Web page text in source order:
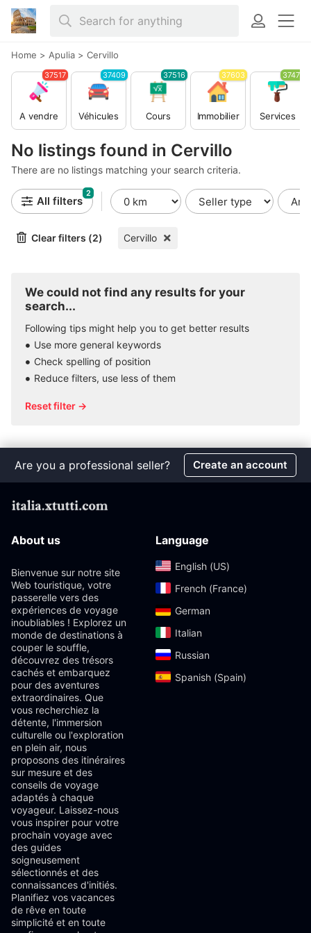
Home > Apulia > Cervillo
No listings found in Cervillo
There are no listings matching your search criteria.
A vendre
37517
Véhicules
37409
Cours
37516
Immobilier
37603
Services
37479
All filters
2
Clear filters (2) Cervillo
We could not find any results for your
search...
Following tips might help you to get better results
Use more general keywords
Check spelling of position
Reduce filters, use less of them
Reset filter →
Are you a professional seller? Create an account
About us
Bienvenue sur notre site
Web touristique, votre
passerelle vers des
expériences de voyage
inoubliables ! Explorez un
monde de destinations à
couper le souffle,
découvrez des trésors
cachés et embarquez
pour des aventures
extraordinaires. Que
vous recherchiez la
détente, l'immersion
culturelle ou l'exploration
en plein air, nous
proposons des itinéraires
sur mesure et des
conseils de voyage
adaptés à chaque
voyageur. Laissez-nous
vous inspirer pour votre
prochain voyage avec
des guides
soigneusement
sélectionnés et des
connaissances d'initiés.
Planifiez vos vacances
de rêve en toute
simplicité et en toute
Language
English (US)‎
French (France)‎
German‎
Italian‎
Russian‎
Spanish (Spain)‎